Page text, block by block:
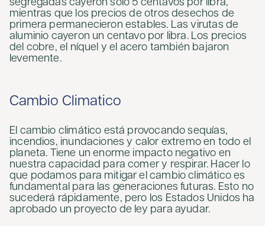
segregadas cayeron solo 5 centavos por libra,
mientras que los precios de otros desechos de
primera permanecieron estables. Las virutas de
aluminio cayeron un centavo por libra. Los precios
del cobre, el níquel y el acero también bajaron
levemente.
Cambio Climatico
El cambio climático está provocando sequías,
incendios, inundaciones y calor extremo en todo el
planeta. Tiene un enorme impacto negativo en
nuestra capacidad para comer y respirar. Hacer lo
que podamos para mitigar el cambio climático es
fundamental para las generaciones futuras. Esto no
sucederá rápidamente, pero los Estados Unidos ha
aprobado un proyecto de ley para ayudar.